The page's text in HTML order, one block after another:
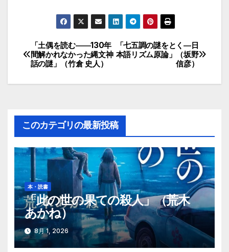
投
稿
ビ
ゲ
ー
シ
ョ
ン
「七五調の謎をとく―日
本語リズム原論」（坂野
信彦）
「土偶を読む――130年
間解かれなかった縄文神
話の謎」（竹倉 史人）
このカテゴリの最新投稿
本・読書
「此の世の果ての殺人」（荒木
あかね）
8月 1, 2026